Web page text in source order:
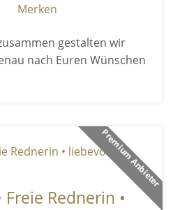
Merken
gestalten wir
nach Euren Wünschen
Premium Anbieter
Rednerin •